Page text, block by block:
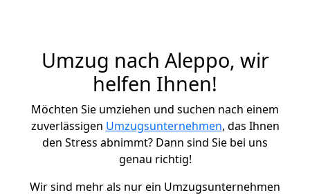
Umzug nach Aleppo, wir
helfen Ihnen!
Möchten Sie umziehen und suchen nach einem
zuverlässigen Umzugsunternehmen, das Ihnen
den Stress abnimmt? Dann sind Sie bei uns
genau richtig!
Wir sind mehr als nur ein Umzugsunternehmen